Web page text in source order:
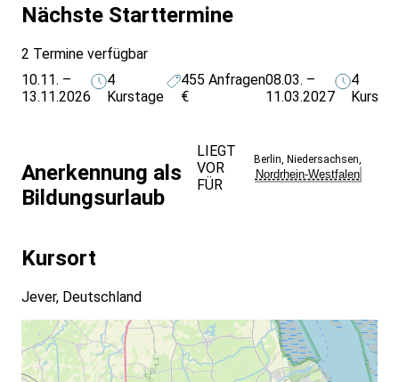
Nächste Starttermine
2 Termine verfügbar
10.11. –
13.11.2026
4
Kurstage
455
€
Anfragen08.03. –
11.03.2027
4
Anerkennung als
Bildungsurlaub
LIEGT
VOR
FÜR
Berlin, Niedersachsen,
Nordrhein-Westfalen
Kursort
Jever, Deutschland